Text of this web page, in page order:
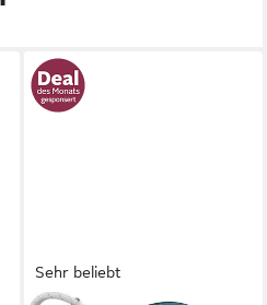
Sehr beliebt